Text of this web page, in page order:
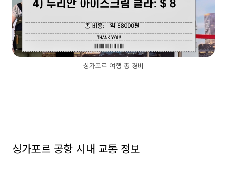
싱가포르 여행 총 경비
싱가포르 공항 시내 교통 정보